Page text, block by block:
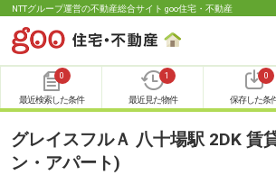
NTTグループ運営の不動産総合サイト goo住宅・不動産
0
最近検索した条件
1
最近見た物件
0
保存した条
グレイスフルＡ 八十場駅 2DK 賃
ン・アパート)